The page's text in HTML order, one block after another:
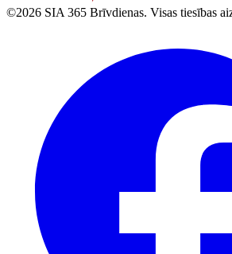
©2026 SIA 365 Brīvdienas. Visas tiesības